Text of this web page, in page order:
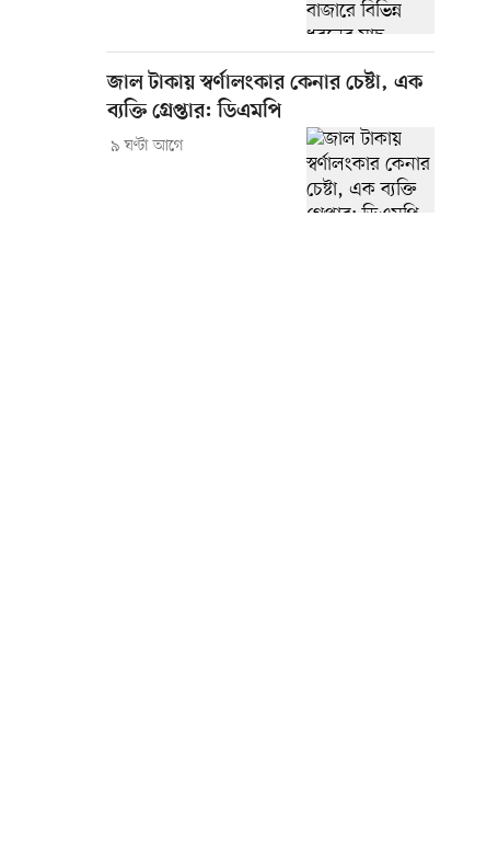
জাল টাকায় স্বর্ণালংকার কেনার চেষ্টা, এক
ব্যক্তি গ্রেপ্তার: ডিএমপি
৯ ঘণ্টা আগে